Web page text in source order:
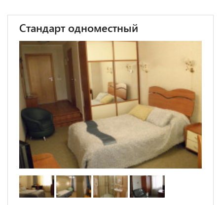
Стандарт одноместный